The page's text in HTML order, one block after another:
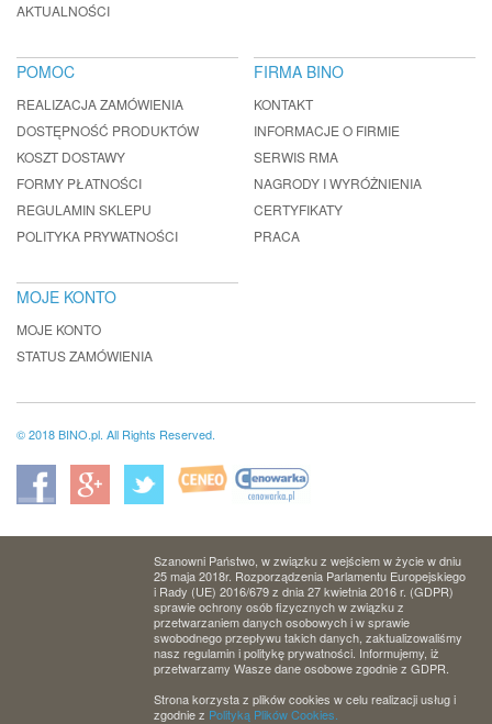
AKTUALNOŚCI
POMOC
REALIZACJA ZAMÓWIENIA
DOSTĘPNOŚĆ PRODUKTÓW
KOSZT DOSTAWY
FORMY PŁATNOŚCI
REGULAMIN SKLEPU
POLITYKA PRYWATNOŚCI
FIRMA BINO
KONTAKT
INFORMACJE O FIRMIE
SERWIS RMA
NAGRODY I WYRÓŻNIENIA
CERTYFIKATY
PRACA
MOJE KONTO
MOJE KONTO
STATUS ZAMÓWIENIA
© 2018 BINO.pl. All Rights Reserved.
Szanowni Państwo, w związku z wejściem w życie w dniu
25 maja 2018r. Rozporządzenia Parlamentu Europejskiego
i Rady (UE) 2016/679 z dnia 27 kwietnia 2016 r. (GDPR)
sprawie ochrony osób fizycznych w związku z
przetwarzaniem danych osobowych i w sprawie
swobodnego przepływu takich danych, zaktualizowaliśmy
nasz regulamin i politykę prywatności. Informujemy, iż
przetwarzamy Wasze dane osobowe zgodnie z GDPR.
Strona korzysta z plików cookies w celu realizacji usług i
zgodnie z Polityką Plików Cookies.